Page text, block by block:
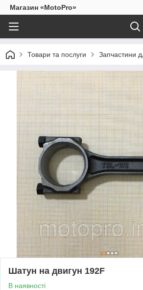
Магазин «MotoPro»
Товари та послуги Запчастини
Шатун на двигун 192F
В наявності